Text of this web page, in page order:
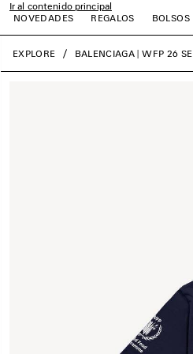
Ir al contenido principal
NOVEDADES
REGALOS BOLSOS
close the banner
EXPLORE BALENCIAGA | WFP 26